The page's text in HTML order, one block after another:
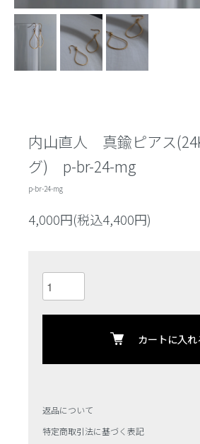
内山直人 真鍮ピアス
グ) p-br-24-mg
p-br-24-mg
4,000円(税込4,400円)
カートに入れ
返品について
特定商取引法に基づく表記